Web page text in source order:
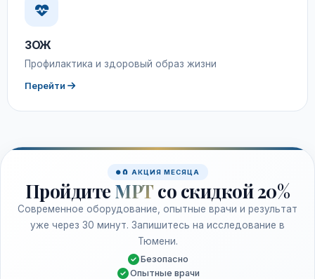
ЗОЖ
Профилактика и здоровый образ жизни
Перейти
🧲 АКЦИЯ МЕСЯЦА
Пройдите МРТ со скидкой 20%
Современное оборудование, опытные врачи и результат
уже через 30 минут. Запишитесь на исследование в
Тюмени.
Безопасно
Опытные врачи